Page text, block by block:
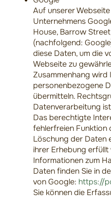
Auf unserer
Unternehmens
House, Barrow
(nachfolgend:
diese Daten, um die
Webseite zu
Zusammenhang
personenbezogene
übermitteln.
Datenverarbeitung
Das berechtigte
fehlerfreien Funktion
Löschung der Daten
ihrer Erhebung
Informationen zum
Daten finden Sie in
von Google: https://
Sie können die